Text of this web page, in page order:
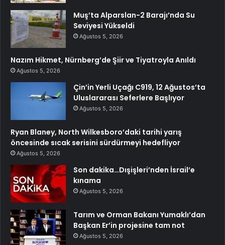
Muş’ta Alparslan-2 Barajı’nda Su
Seviyesi Yükseldi
Ağustos 5, 2026
Nazım Hikmet, Nürnberg’de Şiir ve Tiyatroyla Anıldı
Ağustos 5, 2026
Çin’in Yerli Uçağı C919, 12 Ağustos’ta
Uluslararası Seferlere Başlıyor
Ağustos 5, 2026
Ryan Blaney, North Wilkesboro’daki tarihi yarış
öncesinde sıcak serisini sürdürmeyi hedefliyor
Ağustos 5, 2026
Son dakika…Dışişleri’nden İsrail’e
kınama
Ağustos 5, 2026
Tarım ve Orman Bakanı Yumaklı’dan
Başkan Er’in projesine tam not
Ağustos 5, 2026